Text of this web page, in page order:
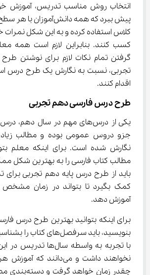
پیش ببرد که همه
کلاس استفاده کرده و به این شکل نمرات
کسب کنند. بنابراین لازم است همه
گرفتن تمام نکات لازم برای نوشتن
تجربی، نسبت به نگارش یک طرح درس
اقدام کنند.
طرح درس فارسی دهم تجربی
یکی از درس‌های مهم در سال
جزو دروس عمومی بوده و مطالب
نگارش شده است. برای اینکه معلم
مطالب کتاب فارسی را به بهترین شکل
باید از طرح درس پایه دهم تجربی برای
کمک بگیرد تا بتواند در زمان مشخص
آموزش دهد.
برای اینکه بتوانید بهترین طرح درس
بنویسید، باید سرفصل‌های
با تجربه به واسطه سال‌ها
نخواهند داشت و می‌دانند
چقدر زمان